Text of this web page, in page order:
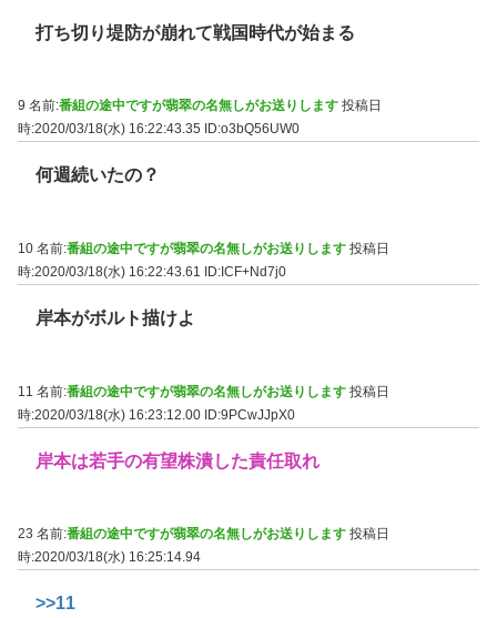
打ち切り堤防が崩れて戦国時代が始まる
9 名前:番組の途中ですが翡翠の名無しがお送りします 投稿日
時:2020/03/18(水) 16:22:43.35
ID:o3bQ56UW0
何週続いたの？
10 名前:番組の途中ですが翡翠の名無しがお送りします 投稿日
時:2020/03/18(水) 16:22:43.61
ID:ICF+Nd7j0
岸本がボルト描けよ
11 名前:番組の途中ですが翡翠の名無しがお送りします 投稿日
時:2020/03/18(水) 16:23:12.00 ID:9PCwJJpX0
岸本は若手の有望株潰した責任取れ
23 名前:番組の途中ですが翡翠の名無しがお送りします 投稿日
時:2020/03/18(水) 16:25:14.94
>>11